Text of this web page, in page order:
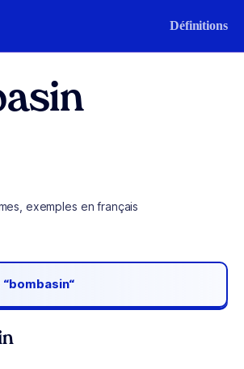
Définitions
exemples en français
“bombasin“